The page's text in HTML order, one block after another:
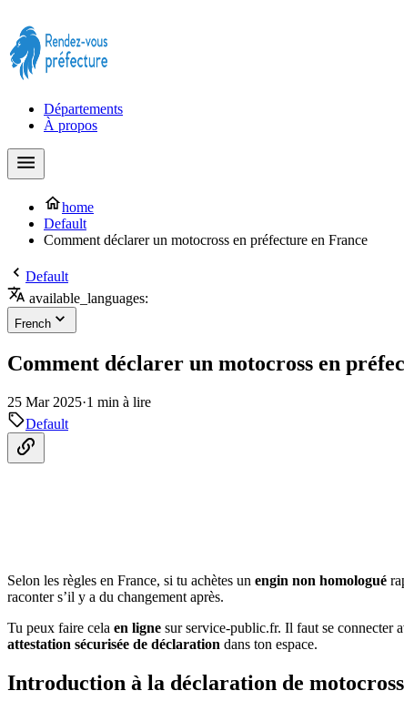
Départements
À propos
home
Default
Comment déclarer un motocross en préfecture en France
Default
available_languages:
French
Comment déclarer un motocross en
25 Mar 2025·1 min à lire
Default
Selon les règles en France, si tu achètes un engin non homologué
raconter s’il y a du changement après.
Tu peux faire cela en ligne sur service-public.fr. Il faut se connecter
attestation sécurisée de déclaration dans ton espace.
Introduction à la déclaration de